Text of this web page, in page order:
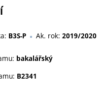
B3S-P Ak. rok: 2019/2020
bakalářský
B2341